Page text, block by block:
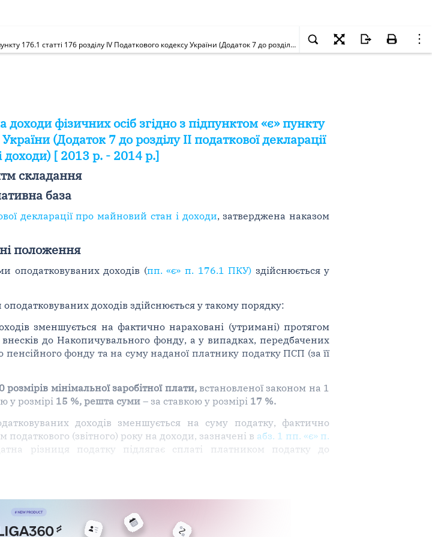
Розрахунок податкових зобов'язань з податку на доходи фізичних осіб згідно з підпунктом «є» пункту 176.1 статті 176 розділу IV Податкового кодексу України (Додаток 7 до розділу II податкової декларації про майновий стан і доходи)
фізичних осіб згідно з підпунктом «є» пункту
(Додаток 7 до розділу II податкової декларації
доходи) [ 2013 р. - 2014 р.]
складання
база
декларації про майновий стан і доходи, затверджена наказом
положення
оподатковуваних доходів (пп. «є» п. 176.1 ПКУ) здійснюється у
доходів здійснюється у такому порядку:
зменшується на фактично нараховані (утримані) протягом
до Накопичувального фонду, а у випадках, передбачених
фонду та на суму наданої платнику податку ПСП (за її
розмірів мінімальної заробітної плати,встановленої законом на 1
у розмірі 15 %, решта суми– за ставкою у розмірі 17 %.
доходів зменшується на суму податку, фактично
(звітного) року на доходи, зазначені в абз. 1 пп. «є» п.
різниця податку підлягає сплаті платником податку до